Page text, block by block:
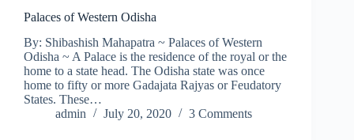
Palaces of Western Odisha
By: Shibashish Mahapatra ~ Palaces of Western
Odisha ~ A Palace is the residence of the royal or the
home to a state head. The Odisha state was once
home to fifty or more Gadajata Rajyas or Feudatory
States. These…
admin
July 20, 2020 3 Comments